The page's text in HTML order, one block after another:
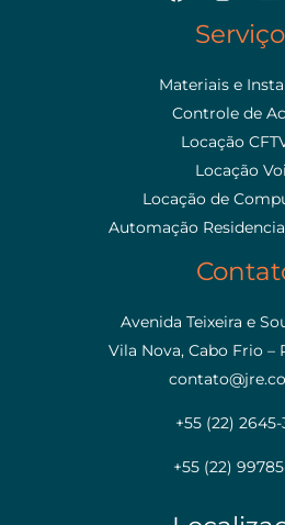
Materiais e
Controle de
Locação
Locação
Locação de
Automação
Avenida Teixeira e
Vila Nova, Cabo Frio –
+55 (22) 2645-
+55 (22)